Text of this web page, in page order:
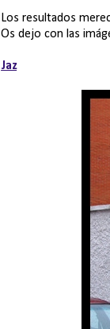
Los resultados
Os dejo con las
Jaz